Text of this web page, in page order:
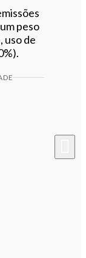
peso
uso de